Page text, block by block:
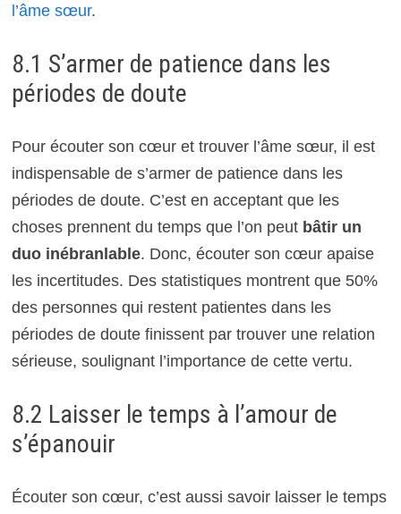
l’âme sœur.
8.1 S’armer de patience dans les
périodes de doute
Pour écouter son cœur et trouver l’âme sœur, il est
indispensable de s’armer de patience dans les
périodes de doute. C’est en acceptant que les
choses prennent du temps que l’on peut bâtir un
duo inébranlable. Donc, écouter son cœur apaise
les incertitudes. Des statistiques montrent que 50%
des personnes qui restent patientes dans les
périodes de doute finissent par trouver une relation
sérieuse, soulignant l’importance de cette vertu.
8.2 Laisser le temps à l’amour de
s’épanouir
Écouter son cœur, c’est aussi savoir laisser le temps